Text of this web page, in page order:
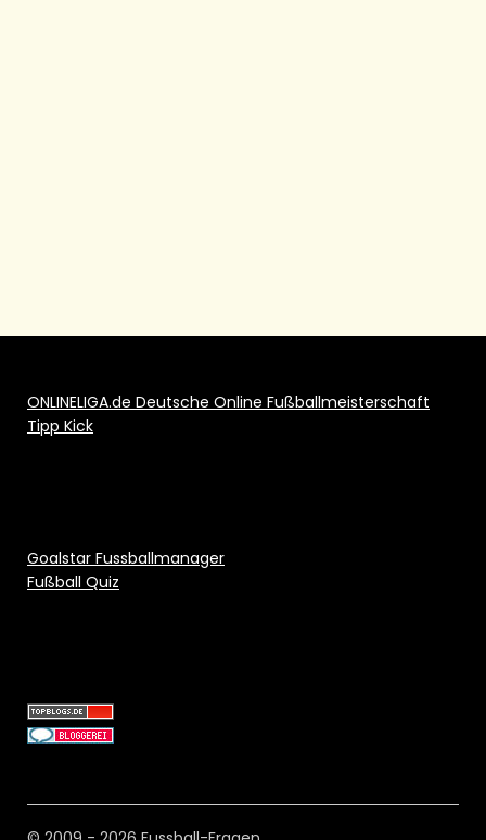
ONLINELIGA.de Deutsche Online Fußballmeisterschaft
Tipp Kick
Goalstar Fussballmanager
Fußball Quiz